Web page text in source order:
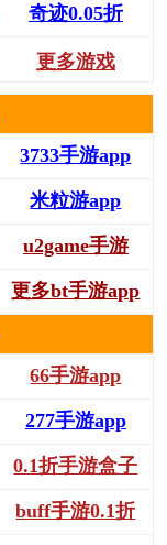
奇迹0.05折
更多游戏
3733手游app
米粒游app
u2game手游
更多bt手游app
66手游app
277手游app
0.1折手游盒子
buff手游0.1折